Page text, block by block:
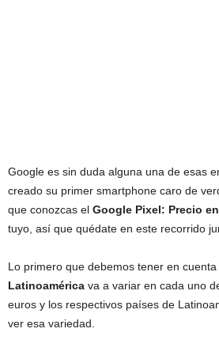
Google es sin duda alguna una de esas
creado su primer smartphone caro de
que conozcas el Google Pixel: Precio
tuyo, así que quédate en este recorrido
Lo primero que debemos tener en
Latinoamérica va a variar en cada uno
euros y los respectivos países de
ver esa variedad.